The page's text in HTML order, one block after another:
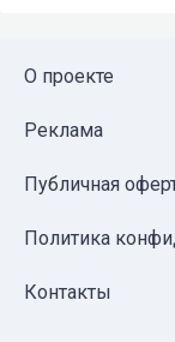
О проекте
Реклама
Публичная
Политика
Контакты